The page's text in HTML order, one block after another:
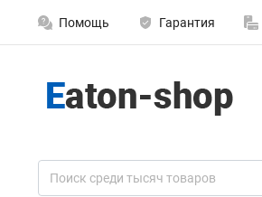
Помощь Гарантия